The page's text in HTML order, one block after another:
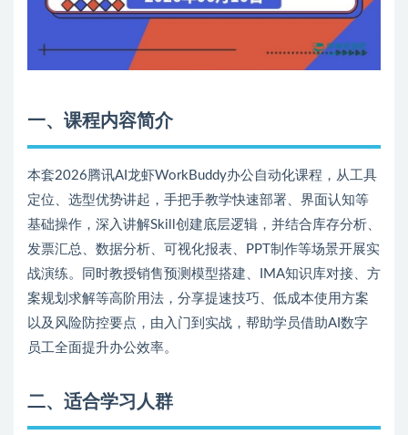
一、课程内容简介
本套2026腾讯AI龙虾WorkBuddy办公自动化课程，从工具
定位、选型优势讲起，手把手教学快速部署、界面认知等
基础操作，深入讲解Skill创建底层逻辑，并结合库存分析、
发票汇总、数据分析、可视化报表、PPT制作等场景开展实
战演练。同时教授销售预测模型搭建、IMA知识库对接、方
案规划求解等高阶用法，分享提速技巧、低成本使用方案
以及风险防控要点，由入门到实战，帮助学员借助AI数字
员工全面提升办公效率。
二、适合学习人群